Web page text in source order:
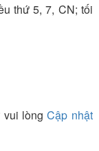
thứ 5, 7, CN; tối
vui lòngCập nhật